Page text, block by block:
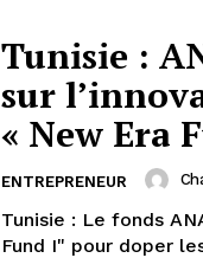
Tunisie :
sur
« New Era
ENTREPRENEUR
Tunisie : Le fonds
Fund I" pour doper